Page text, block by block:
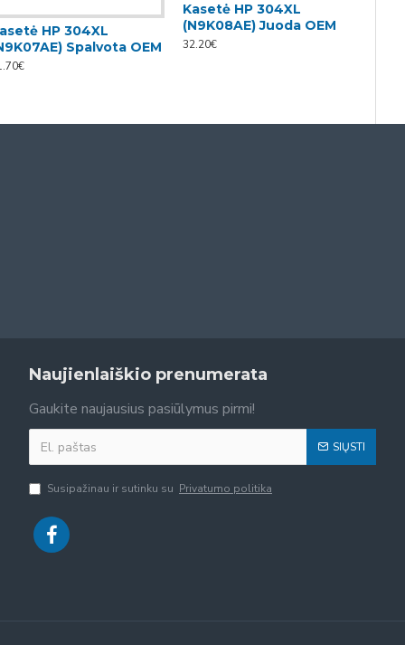
HP 304XL
Spalvota OEM
Kasetė HP 304XL
(N9K08AE) Juoda OEM
32.20€
Naujienlaiškio prenumerata
Gaukite naujausius pasiūlymus pirmi!
SIŲSTI
Susipažinau ir sutinku su Privatumo politika